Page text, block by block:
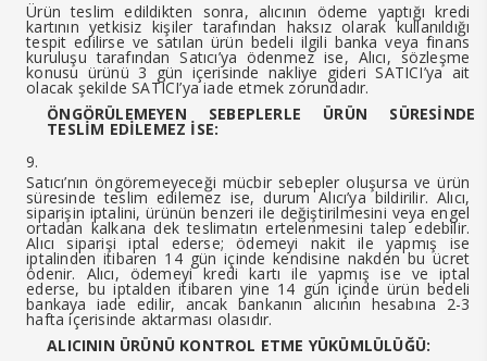
Ürün teslim edildikten sonra, alıcının ödeme yaptığı kredi
kartının yetkisiz kişiler tarafından haksız olarak kullanıldığı
tespit edilirse ve satılan ürün bedeli ilgili banka veya finans
kuruluşu tarafından Satıcı’ya ödenmez ise, Alıcı, sözleşme
konusu ürünü 3 gün içerisinde nakliye gideri SATICI’ya ait
olacak şekilde SATICI’ya iade etmek zorundadır.
ÖNGÖRÜLEMEYEN SEBEPLERLE ÜRÜN SÜRESİNDE
TESLİM EDİLEMEZ İSE:
Satıcı’nın öngöremeyeceği mücbir sebepler oluşursa ve ürün
süresinde teslim edilemez ise, durum Alıcı’ya bildirilir. Alıcı,
siparişin iptalini, ürünün benzeri ile değiştirilmesini veya engel
ortadan kalkana dek teslimatın ertelenmesini talep edebilir.
Alıcı siparişi iptal ederse; ödemeyi nakit ile yapmış ise
iptalinden itibaren 14 gün içinde kendisine nakden bu ücret
ödenir. Alıcı, ödemeyi kredi kartı ile yapmış ise ve iptal
ederse, bu iptalden itibaren yine 14 gün içinde ürün bedeli
bankaya iade edilir, ancak bankanın alıcının hesabına 2-3
hafta içerisinde aktarması olasıdır.
ALICININ ÜRÜNÜ KONTROL ETME YÜKÜMLÜLÜĞÜ: